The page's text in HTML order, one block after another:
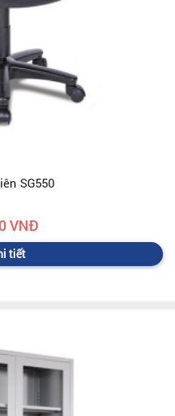
SG550
VNĐ
tiết